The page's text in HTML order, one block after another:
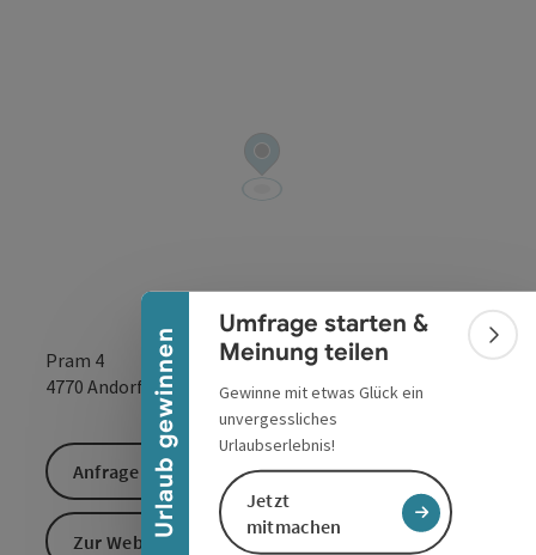
Urlaub gewinnen
Banner einklappen
Umfrage starten &
Meinung teilen
Gewinne mit etwas Glück ein
unvergessliches
Urlaubserlebnis!
Jetzt
mitmachen
Pram 4
4770 Andorf in Google
Anfrage senden
Zur Website